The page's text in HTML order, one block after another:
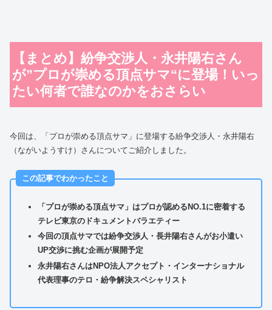
【まとめ】紛争交渉人・永井陽右さん
が”プロが崇める頂点サマ“に登場！いっ
たい何者で誰なのかをおさらい
今回は、「プロが崇める頂点サマ」に登場する紛争交渉人・永井陽右
（ながいようすけ）さんについてご紹介しました。
この記事でわかったこと
「プロが崇める頂点サマ」はプロが認めるNO.1に密着する
テレビ東京のドキュメントバラエティー
今回の頂点サマでは紛争交渉人・長井陽右さんがお小遣い
UP交渉に挑む企画が展開予定
永井陽右さんはNPO法人アクセプト・インターナショナル
代表理事のテロ・紛争解決スペシャリスト